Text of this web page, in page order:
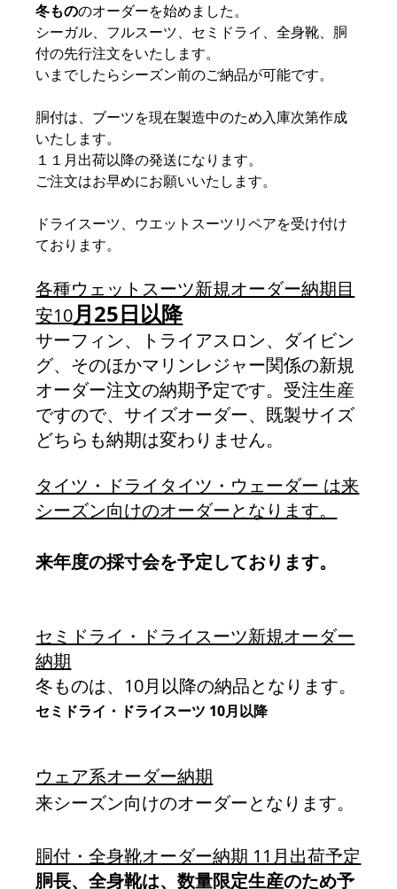
冬もののオーダーを始めました。
シーガル、フルスーツ、セミドライ、全身靴、胴
付の先行注文をいたします。
いまでしたらシーズン前のご納品が可能です。
胴付は、ブーツを現在製造中のため入庫次第作成
いたします。
１１月出荷以降の発送になります。
ご注文はお早めにお願いいたします。
ドライスーツ、ウエットスーツリペアを受け付け
ております。
各種ウェットスーツ新規オーダー納期目
安10月25日以降
サーフィン、トライアスロン、ダイビン
グ、そのほかマリンレジャー関係の新規
オーダー注文の納期予定です。受注生産
ですので、サイズオーダー、既製サイズ
どちらも納期は変わりません。
タイツ・ドライタイツ・ウェーダー は来
シーズン向けのオーダーとなります。
来年度の採寸会を予定しております。
セミドライ・ドライスーツ新規オーダー
納期
冬ものは、10月以降の納品となります。
セミドライ・ドライスーツ 10月以降
ウェア系オーダー納期
来シーズン向けのオーダーとなります。
胴付・全身靴オーダー納期 11月出荷予定
胴長、全身靴は、数量限定生産のため予